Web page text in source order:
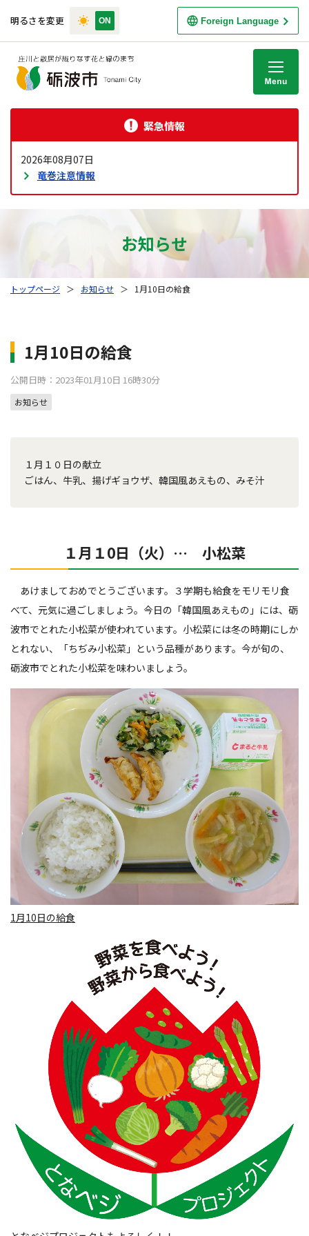
明るさを変更 Foreign Language
緊急情報
2026年08月07日
竜巻注意情報
お知らせ
トップページ ＞ お知らせ ＞ 1月10日の給食
1月10日の給食
公開日時：2023年01月10日 16時30分
お知らせ
１月１０日の献立
ごはん、牛乳、揚げギョウザ、韓国風あえもの、みそ汁
１月１0日（火）… 小松菜
あけましておめでとうございます。３学期も給食をモリモリ食
べて、元気に過ごしましょう。今日の「韓国風あえもの」には、砺
波市でとれた小松菜が使われています。小松菜には冬の時期にしか
とれない、「ちぢみ小松菜」という品種があります。今が旬の、
砺波市でとれた小松菜を味わいましょう。
1月10日の給食